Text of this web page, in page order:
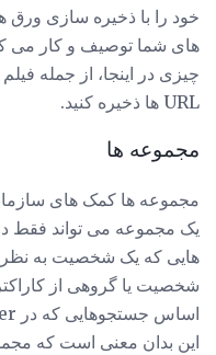
خود را با ذخیره سازی
های شما توصیف و کار می
چیزی در اینجا، از جمله
URL ها ذخیره کنید.
مجموعه ها
مجموعه ها کمک های
یک مجموعه می تواند فقط
هایی که یک شخصیت به
شخصیت یا گروهی از
این بدان معنی است که